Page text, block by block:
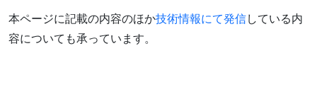
本ページに記載の内容のほか技術情報にて発信している内
容についても承っています。